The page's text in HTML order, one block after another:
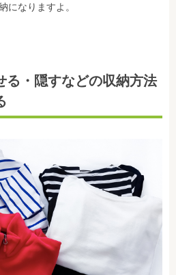
になりますよ。
る・隠すなどの収納方法